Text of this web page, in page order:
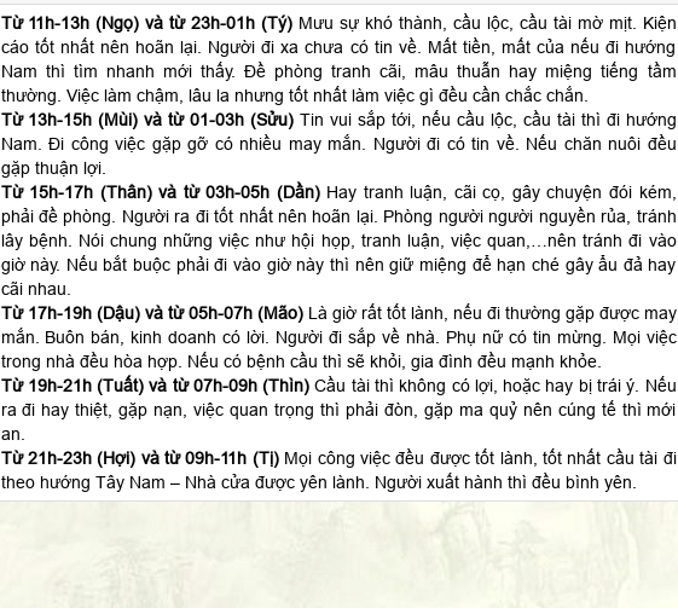
Từ 11h-13h (Ngọ) và từ 23h-01h (Tý) Mưu sự khó thành, cầu lộc, cầu tài mờ mịt. Kiện
cáo tốt nhất nên hoãn lại. Người đi xa chưa có tin về. Mất tiền, mất của nếu đi hướng
Nam thì tìm nhanh mới thấy. Đề phòng tranh cãi, mâu thuẫn hay miệng tiếng tầm
thường. Việc làm chậm, lâu la nhưng tốt nhất làm việc gì đều cần chắc chắn.
Từ 13h-15h (Mùi) và từ 01-03h (Sửu) Tin vui sắp tới, nếu cầu lộc, cầu tài thì đi hướng
Nam. Đi công việc gặp gỡ có nhiều may mắn. Người đi có tin về. Nếu chăn nuôi đều
gặp thuận lợi.
Từ 15h-17h (Thân) và từ 03h-05h (Dần) Hay tranh luận, cãi cọ, gây chuyện đói kém,
phải đề phòng. Người ra đi tốt nhất nên hoãn lại. Phòng người người nguyền rủa, tránh
lây bệnh. Nói chung những việc như hội họp, tranh luận, việc quan,…nên tránh đi vào
giờ này. Nếu bắt buộc phải đi vào giờ này thì nên giữ miệng để hạn ché gây ẩu đả hay
cãi nhau.
Từ 17h-19h (Dậu) và từ 05h-07h (Mão) Là giờ rất tốt lành, nếu đi thường gặp được may
mắn. Buôn bán, kinh doanh có lời. Người đi sắp về nhà. Phụ nữ có tin mừng. Mọi việc
trong nhà đều hòa hợp. Nếu có bệnh cầu thì sẽ khỏi, gia đình đều mạnh khỏe.
Từ 19h-21h (Tuất) và từ 07h-09h (Thìn) Cầu tài thì không có lợi, hoặc hay bị trái ý. Nếu
ra đi hay thiệt, gặp nạn, việc quan trọng thì phải đòn, gặp ma quỷ nên cúng tế thì mới
an.
Từ 21h-23h (Hợi) và từ 09h-11h (Tị) Mọi công việc đều được tốt lành, tốt nhất cầu tài đi
theo hướng Tây Nam – Nhà cửa được yên lành. Người xuất hành thì đều bình yên.